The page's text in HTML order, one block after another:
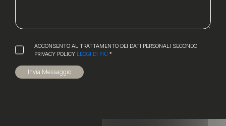
ACCONSENTO AL TRATTAMENTO DEI DATI PERSONALI SECONDO
PRIVACY POLICY LEGGI DI PIÙ *
Invia Messaggio